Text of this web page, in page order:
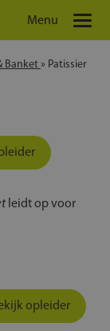
Menu
Banket » Patissier
leidt op voor
opleider